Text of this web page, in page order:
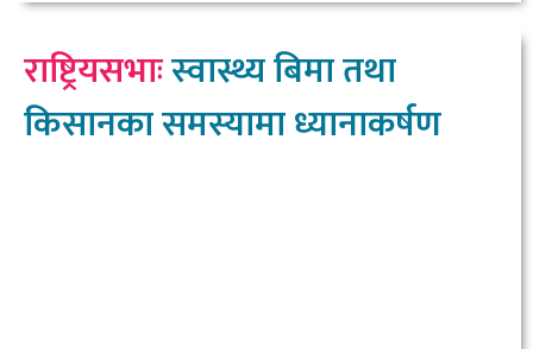
राष्ट्रियसभाःस्वास्थ्य बिमा तथा
किसानका समस्यामा ध्यानाकर्षण